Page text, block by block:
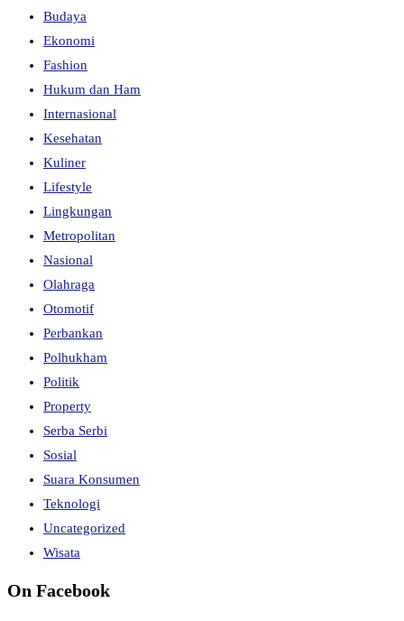
Budaya
Ekonomi
Fashion
Hukum dan Ham
Internasional
Kesehatan
Kuliner
Lifestyle
Lingkungan
Metropolitan
Nasional
Olahraga
Otomotif
Perbankan
Polhukham
Politik
Property
Serba Serbi
Sosial
Suara Konsumen
Teknologi
Uncategorized
Wisata
On Facebook